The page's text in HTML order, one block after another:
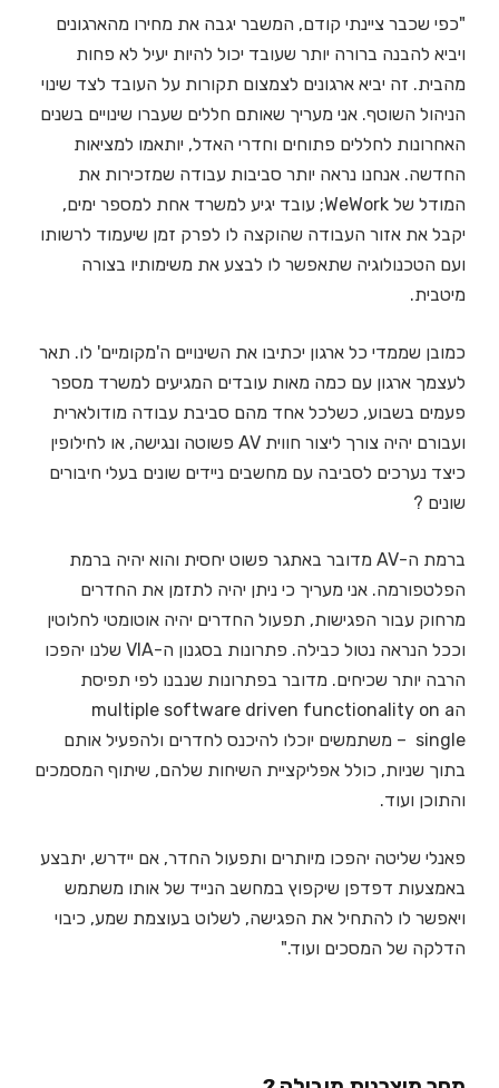
"כפי שכבר ציינתי קודם, המשבר יגבה את מחירו מהארגונים
ויביא להבנה ברורה יותר שעובד יכול להיות יעיל לא פחות
מהבית. זה יביא ארגונים לצמצום תקורות על העובד לצד שינוי
הניהול השוטף. אני מעריך שאותם חללים שעברו שינויים בשנים
האחרונות לחללים פתוחים וחדרי האדל, יותאמו למציאות
החדשה. אנחנו נראה יותר סביבות עבודה שמזכירות את
המודל של WeWork; עובד יגיע למשרד אחת למספר ימים,
יקבל את אזור העבודה שהוקצה לו לפרק זמן שיעמוד לרשותו
ועם הטכנולוגיה שתאפשר לו לבצע את משימותיו בצורה
מיטבית.
כמובן שממדי כל ארגון יכתיבו את השינויים ה'מקומיים' לו. תאר
לעצמך ארגון עם כמה מאות עובדים המגיעים למשרד מספר
פעמים בשבוע, כשלכל אחד מהם סביבת עבודה מודולארית
ועבורם יהיה צורך ליצור חווית AV פשוטה ונגישה, או לחילופין
כיצד נערכים לסביבה עם מחשבים ניידים שונים בעלי חיבורים
שונים ?
ברמת ה-AV מדובר באתגר פשוט יחסית והוא יהיה ברמת
הפלטפורמה. אני מעריך כי ניתן יהיה לתזמן את החדרים
מרחוק עבור הפגישות, תפעול החדרים יהיה אוטומטי לחלוטין
וככל הנראה נטול כבילה. פתרונות בסגנון ה-VIA שלנו יהפכו
הרבה יותר שכיחים. מדובר בפתרונות שנבנו לפי תפיסת
הmultiple software driven functionality on a
single – משתמשים יוכלו להיכנס לחדרים ולהפעיל אותם
בתוך שניות, כולל אפליקציית השיחות שלהם, שיתוף המסמכים
והתוכן ועוד.
פאנלי שליטה יהפכו מיותרים ותפעול החדר, אם יידרש, יתבצע
באמצעות דפדפן שיקפוץ במחשב הנייד של אותו משתמש
ויאפשר לו להתחיל את הפגישה, לשלוט בעוצמת שמע, כיבוי
הדלקה של המסכים ועוד."